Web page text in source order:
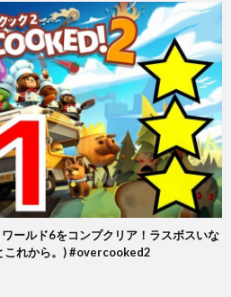
ワールド6をコンプクリア！ラスボスいな
これから。) #overcooked2